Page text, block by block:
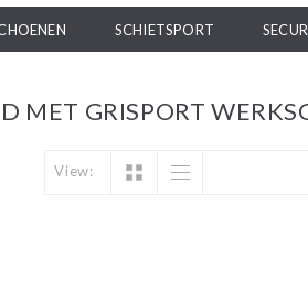
SCHIETSPORT
MET GRISPORT
View: